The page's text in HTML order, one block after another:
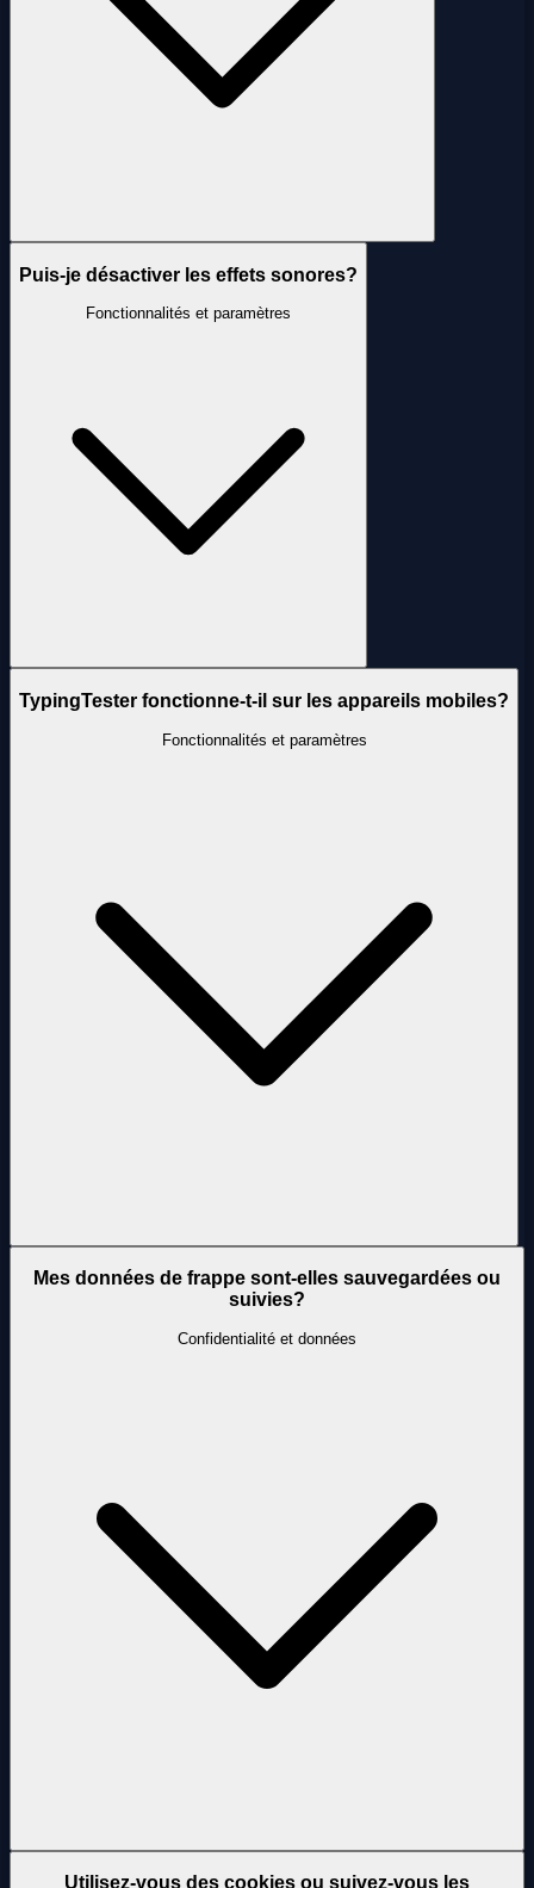
Puis-je désactiver les effets sonores?
Fonctionnalités et paramètres
TypingTester fonctionne-t-il sur les appareils mobiles?
Fonctionnalités et paramètres
Mes données de frappe sont-elles sauvegardées ou
suivies?
Confidentialité et données
Utilisez-vous des cookies ou suivez-vous les